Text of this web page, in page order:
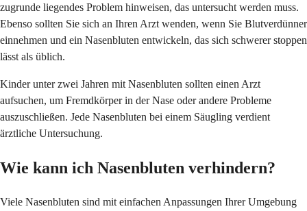
zugrunde liegendes Problem hinweisen, das untersucht werden muss.
Ebenso sollten Sie sich an Ihren Arzt wenden, wenn Sie Blutverdünner
einnehmen und ein Nasenbluten entwickeln, das sich schwerer stoppen
lässt als üblich.
Kinder unter zwei Jahren mit Nasenbluten sollten einen Arzt
aufsuchen, um Fremdkörper in der Nase oder andere Probleme
auszuschließen. Jede Nasenbluten bei einem Säugling verdient
ärztliche Untersuchung.
Wie kann ich Nasenbluten verhindern?
Viele Nasenbluten sind mit einfachen Anpassungen Ihrer Umgebung